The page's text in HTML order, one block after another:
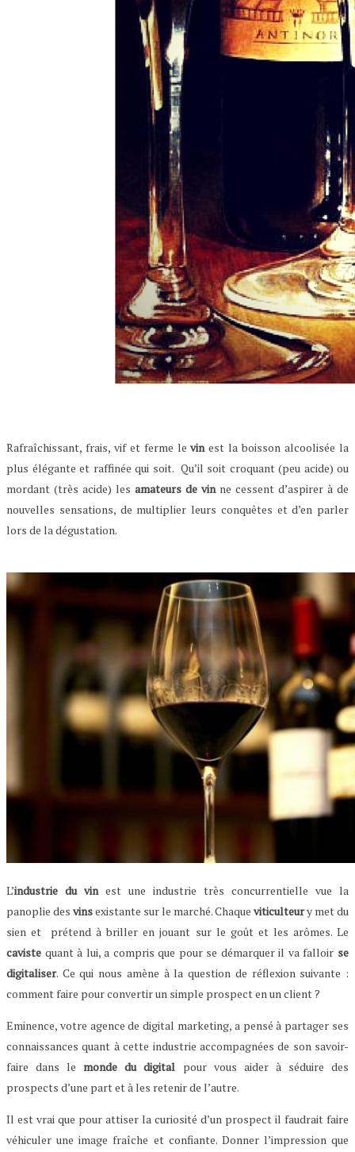
Rafraîchissant, frais, vif et ferme levinest la boisson alcoolisée la
plus élégante et raffinée qui soit. Qu’il soit croquant (peu acide) ou
mordant (très acide) les amateurs de vinne cessent d’aspirer à de
nouvelles sensations, de multiplier leurs conquêtes et d’en parler
lors de la dégustation.
L’industrie du vin est une industrie très concurrentielle vue la
panoplie des vinsexistante sur le marché. Chaque viticulteury met du
sien et prétend à briller en jouant sur le goût et les arômes. Le
caviste quant à lui, a compris que pour se démarquer il va falloir se
digitaliser. Ce qui nous amène à la question de réflexion suivante :
comment faire pour convertir un simple prospect en un client ?
Eminence, votre agence de digital marketing, a pensé à partager ses
connaissances quant à cette industrie accompagnées de son savoir-
faire dans lemonde du digital pour vous aider à séduire des
prospects d’une part et à les retenir de l’autre.
Il est vrai que pour attiser la curiosité d’un prospect il faudrait faire
véhiculer une image fraîche et confiante. Donner l’impression que